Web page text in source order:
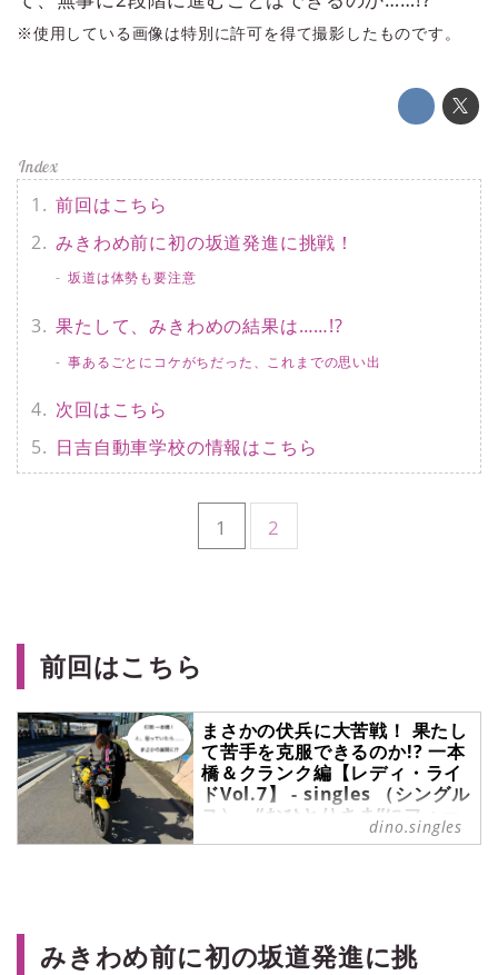
※使用している画像は特別に許可を得て撮影したものです。
前回はこちら
みきわめ前に初の坂道発進に挑戦！
坂道は体勢も要注意
果たして、みきわめの結果は……!?
事あるごとにコケがちだった、これまでの思い出
次回はこちら
日吉自動車学校の情報はこちら
1 2
前回はこちら
まさかの伏兵に大苦戦！ 果たし
て苦手を克服できるのか!? 一本
橋＆クランク編【レディ・ライ
ドVol.7】 - singles （シングル
ス） - “おひとりさま”にフォー
カスした情報サイト
本橋＆クランク」編！ 苦手とされや
dino.singles
みきわめ前に初の坂道発進に挑